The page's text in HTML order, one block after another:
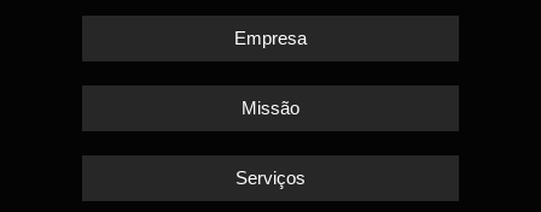
Empresa
Missão
Serviços